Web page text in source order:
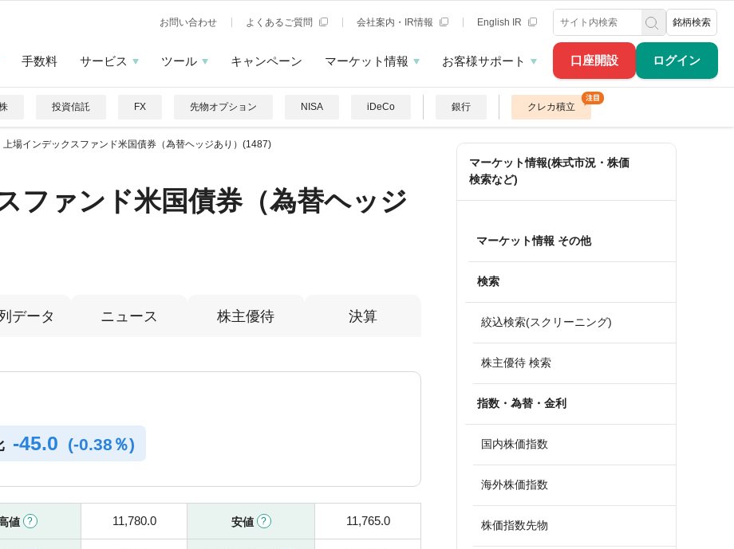
口座開設 ログイン
お問い合わせ よくあるご質問 会社案内・IR情報 English IR 銘柄検索
手数料 サービス ツール キャンペーン マーケット情報 お客様サポート
投資信託 FX 先物オプション NISA iDeCo 銀行 クレカ積立
上場インデックスファンド米国債券（為替ヘッジあり）(1487)
ファンド米国債券（為替ヘッジ
データ ニュース 株主優待 決算
-45.0 (-0.38％)
値 11,780.0 安値 11,765.0
マーケット情報(株式市況・株価
検索など)
マーケット情報 その他
検索
絞込検索(スクリーニング)
株主優待 検索
指数・為替・金利
国内株価指数
海外株価指数
株価指数先物